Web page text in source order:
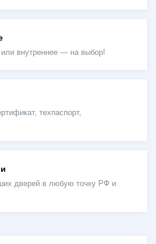
внутреннее — на выбор!
техпаспорт,
дверей в любую точку РФ и